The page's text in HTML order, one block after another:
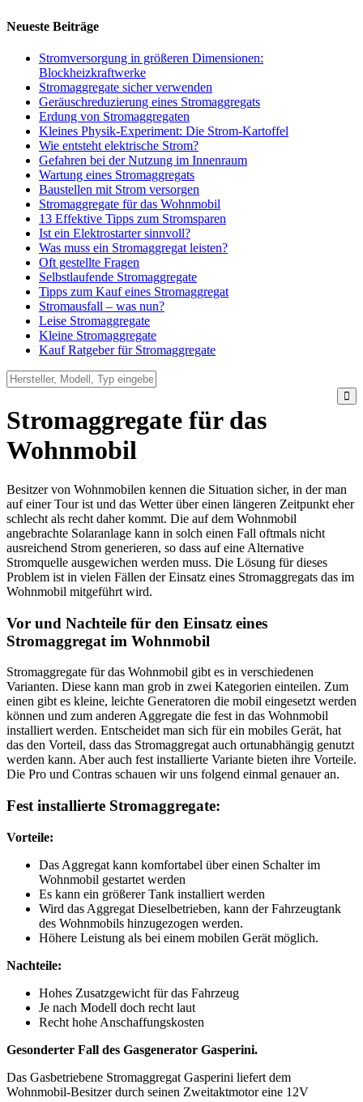
Neueste Beiträge
Stromversorgung in größeren Dimensionen:
Blockheizkraftwerke
Stromaggregate sicher verwenden
Geräuschreduzierung eines Stromaggregats
Erdung von Stromaggregaten
Kleines Physik-Experiment: Die Strom-Kartoffel
Wie entsteht elektrische Strom?
Gefahren bei der Nutzung im Innenraum
Wartung eines Stromaggregats
Baustellen mit Strom versorgen
Stromaggregate für das Wohnmobil
13 Effektive Tipps zum Stromsparen
Ist ein Elektrostarter sinnvoll?
Was muss ein Stromaggregat leisten?
Oft gestellte Fragen
Selbstlaufende Stromaggregate
Tipps zum Kauf eines Stromaggregat
Stromausfall – was nun?
Leise Stromaggregate
Kleine Stromaggregate
Kauf Ratgeber für Stromaggregate
Stromaggregate für das
Wohnmobil
Besitzer von Wohnmobilen kennen die Situation sicher, in der man
auf einer Tour ist und das Wetter über einen längeren Zeitpunkt eher
schlecht als recht daher kommt. Die auf dem Wohnmobil
angebrachte Solaranlage kann in solch einen Fall oftmals nicht
ausreichend Strom generieren, so dass auf eine Alternative
Stromquelle ausgewichen werden muss. Die Lösung für dieses
Problem ist in vielen Fällen der Einsatz eines Stromaggregats das im
Wohnmobil mitgeführt wird.
Vor und Nachteile für den Einsatz eines
Stromaggregat im Wohnmobil
Stromaggregate für das Wohnmobil gibt es in verschiedenen
Varianten. Diese kann man grob in zwei Kategorien einteilen. Zum
einen gibt es kleine, leichte Generatoren die mobil eingesetzt werden
können und zum anderen Aggregate die fest in das Wohnmobil
installiert werden. Entscheidet man sich für ein mobiles Gerät, hat
das den Vorteil, dass das Stromaggregat auch ortunabhängig genutzt
werden kann. Aber auch fest installierte Variante bieten ihre Vorteile.
Die Pro und Contras schauen wir uns folgend einmal genauer an.
Fest installierte Stromaggregate:
Vorteile:
Das Aggregat kann komfortabel über einen Schalter im
Wohnmobil gestartet werden
Es kann ein größerer Tank installiert werden
Wird das Aggregat Dieselbetrieben, kann der Fahrzeugtank
des Wohnmobils hinzugezogen werden.
Höhere Leistung als bei einem mobilen Gerät möglich.
Nachteile:
Hohes Zusatzgewicht für das Fahrzeug
Je nach Modell doch recht laut
Recht hohe Anschaffungskosten
Gesonderter Fall des Gasgenerator Gasperini.
Das Gasbetriebene Stromaggregat Gasperini liefert dem
Wohnmobil-Besitzer durch seinen Zweitaktmotor eine 12V